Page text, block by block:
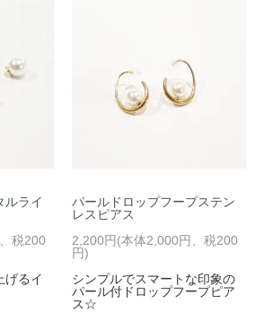
ルライ
税200
げるイ
パールドロップフープステン
レスピアス
2,200円(本体2,000円、税200
円)
シンプルでスマートな印象の
パール付ドロップフープピア
ス☆